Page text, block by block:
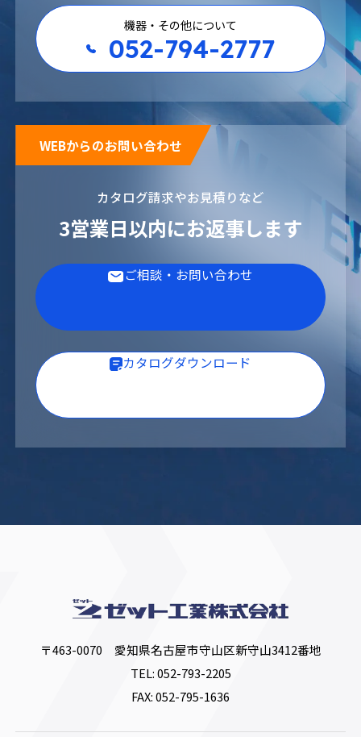
機器・その他について
052-794-2777
WEBからのお問い合わせ
カタログ請求やお見積りなど
3営業日以内にお返事します
ご相談・お問い合わせ
カタログダウンロード
〒463-0070 愛知県名古屋市守山区新守山3412番地
TEL:052-793-2205
FAX: 052-795-1636